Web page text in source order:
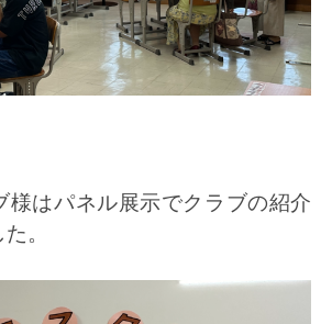
様はパネル展示でクラブの紹介
。